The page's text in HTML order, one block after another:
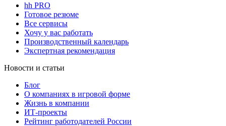
hh PRO
Готовое резюме
Все сервисы
Хочу у вас работать
Производственный календарь
Экспертная рекомендация
Новости и статьи
Блог
О компаниях в игровой форме
Жизнь в компании
ИТ-проекты
Рейтинг работодателей России